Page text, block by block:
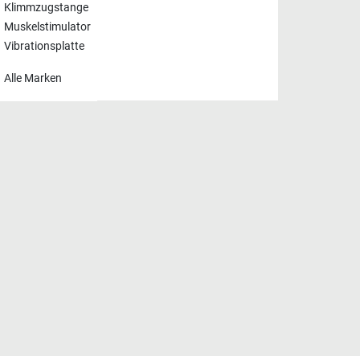
Klimmzugstange
Muskelstimulator
Vibrationsplatte
Alle Marken